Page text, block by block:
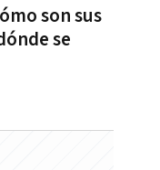
son sus
se